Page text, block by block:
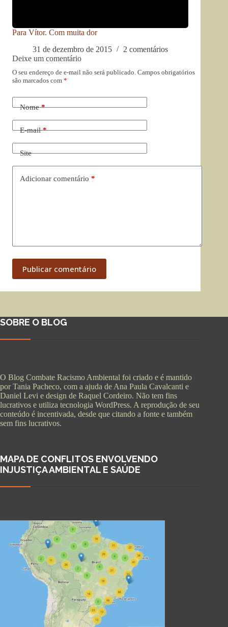
Para Vítor. Com muita dor
31 de dezembro de 2015
2 comentários
Deixe um comentário
O seu endereço de e-mail não será publicado. Campos obrigatórios
são marcados com *
Nome*
E-mail*
Site
Adicionar comentário *
Publicar comentário
SOBRE O BLOG
O Blog Combate Racismo Ambiental foi criado e é mantido
por Tania Pacheco, com a ajuda de Ana Paula Cavalcanti e
Daniel Levi e design de Raquel Cordeiro. Não tem fins
lucrativos e utiliza tecnologia WordPress. A reprodução de seu
conteúdo é incentivada, desde que citando a fonte e também
sem fins lucrativos.
MAPA DE CONFLITOS ENVOLVENDO
INJUSTIÇA AMBIENTAL E SAÚDE